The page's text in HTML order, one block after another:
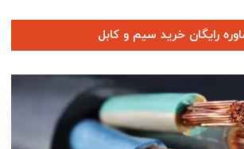
رایگان خرید سیم و کابل